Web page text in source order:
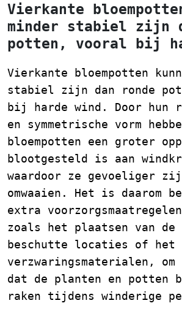
Vierkante
minder stabiel zijn
potten, vooral bij
Vierkante bloempotten
stabiel zijn dan ronde
bij harde wind. Door hun
en symmetrische vorm
bloempotten een groter
blootgesteld is aan
waardoor ze gevoeliger
omwaaien. Het is daarom
extra
zoals het plaatsen van de
beschutte locaties of het
verzwaringsmaterialen, om
dat de planten en potten
raken tijdens winderige